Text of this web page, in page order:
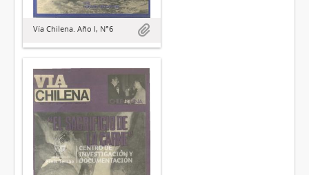
Vía Chilena. Año I, N°6